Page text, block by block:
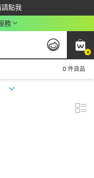
點我
饋$350
務
0
0 件貨品